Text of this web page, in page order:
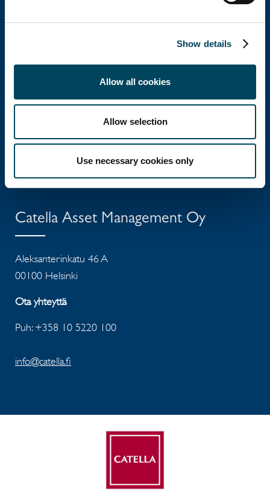
Show details
Allow all cookies
Allow selection
Use necessary cookies only
Aleksanterinkatu 46 A
Puh: +358 10 5220 100
Catella Asset Management Oy
Aleksanterinkatu 46 A
00100 Helsinki
Ota yhteyttä
Puh: +358 10 5220 100
info@catella.fi